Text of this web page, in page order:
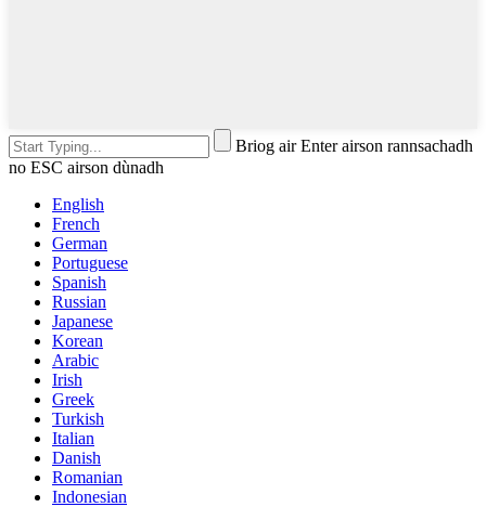
Briog air Enter airson rannsachadh
no ESC airson dùnadh
English
French
German
Portuguese
Spanish
Russian
Japanese
Korean
Arabic
Irish
Greek
Turkish
Italian
Danish
Romanian
Indonesian